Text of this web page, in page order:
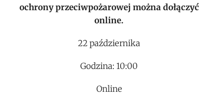
ochrony przeciwpożarowej można dołączyć
online.
22 października
Godzina: 10:00
Online